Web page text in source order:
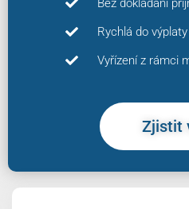
Bez dokládání
Rychlá do výplaty
Vyřízení z rámci
Zjistit